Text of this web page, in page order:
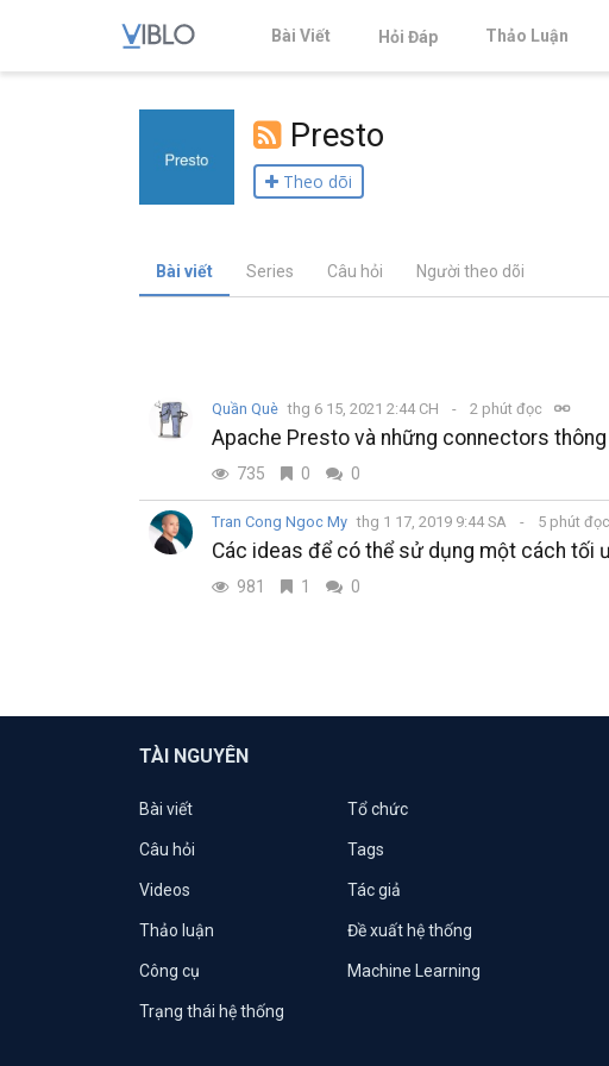
Bài Viết Hỏi Đáp Thảo Luận
Presto
Theo dõi
Bài viết Series Câu hỏi Người theo dõi
Quần Què thg 6 15, 2021 2:44 CH 2 phút đọc
Apache Presto và những connectors
735 0 0
Tran Cong Ngoc My thg 1 17, 2019 9:44 SA 5 phút đọc
Các ideas để có thể sử dụng một cách tối
981 1 0
TÀI NGUYÊN
Bài viết Tổ chức
Câu hỏi Tags
Videos Tác giả
Thảo luận Đề xuất hệ thống
Công cụ Machine Learning
Trạng thái hệ thống